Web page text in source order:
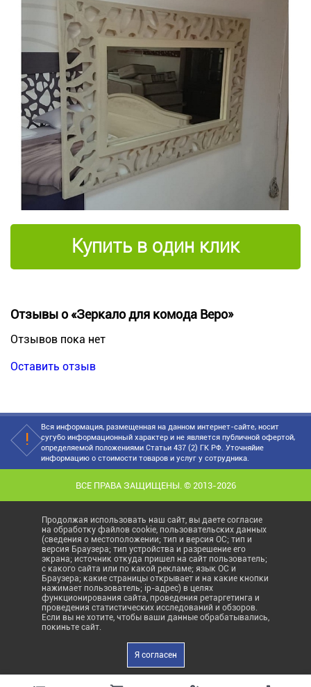
Купить в один клик
Отзывы о «Зеркало для комода Веро»
Отзывов пока нет
Оставить отзыв
Вся информация, размещенная на данном интернет-сайте, носит
сугубо информационный характер и не является публичной офертой,
определяемой положениями Статьи 437 (2) ГК РФ. Уточняйие
информацию о стоимости товаров и услуг у сотрудника.
ВСЕ ПРАВА ЗАЩИЩЕНЫ. © 2013-2026
Продолжая использовать наш сайт, вы даете согласие
на обработку файлов cookie, пользовательских данных
(сведения о местоположении; тип и версия ОС; тип и
версия Браузера; тип устройства и разрешение его
экрана; источник откуда пришел на сайт пользователь;
с какого сайта или по какой рекламе; язык ОС и
Браузера; какие страницы открывает и на какие кнопки
нажимает пользователь; ip-адрес) в целях
функционирования сайта, проведения ретаргетинга и
проведения статистических исследований и обзоров.
Если вы не хотите, чтобы ваши данные обрабатывались,
покиньте сайт.
Я согласен